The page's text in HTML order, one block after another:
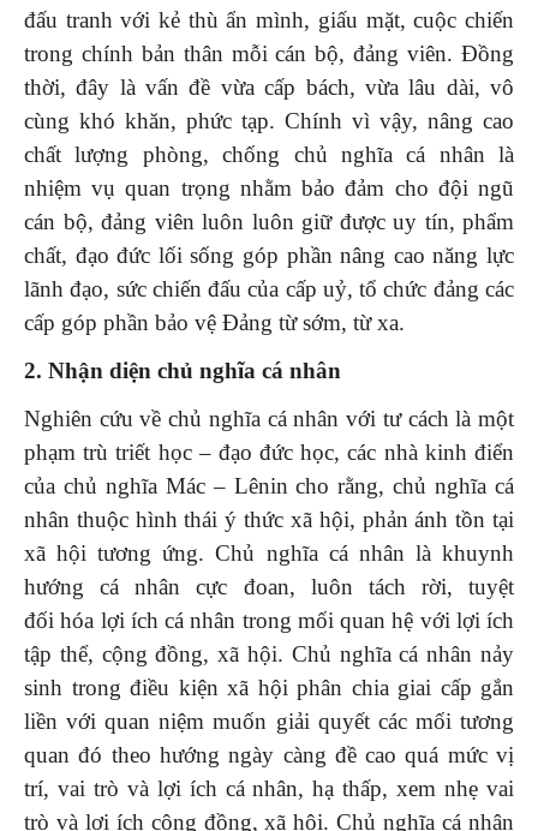
đấu tranh với kẻ thù ẩn mình, giấu mặt, cuộc chiến
trong chính bản thân mỗi cán bộ, đảng viên. Đồng
thời, đây là vấn đề vừa cấp bách, vừa lâu dài, vô
cùng khó khăn, phức tạp. Chính vì vậy, nâng cao
chất lượng phòng, chống chủ nghĩa cá nhân là
nhiệm vụ quan trọng nhằm bảo đảm cho đội ngũ
cán bộ, đảng viên luôn luôn giữ được uy tín, phẩm
chất, đạo đức lối sống góp phần nâng cao năng lực
lãnh đạo, sức chiến đấu của cấp uỷ, tổ chức đảng các
cấp góp phần bảo vệ Đảng từ sớm, từ xa.
2. Nhận diện chủ nghĩa cá nhân
Nghiên cứu về chủ nghĩa cá nhân với tư cách là một
phạm trù triết học – đạo đức học, các nhà kinh điển
của chủ nghĩa Mác – Lênin cho rằng, chủ nghĩa cá
nhân thuộc hình thái ý thức xã hội, phản ánh tồn tại
xã hội tương ứng. Chủ nghĩa cá nhân là khuynh
hướng cá nhân cực đoan, luôn tách rời, tuyệt
đối hóa lợi ích cá nhân trong mối quan hệ với lợi ích
tập thể, cộng đồng, xã hội. Chủ nghĩa cá nhân nảy
sinh trong điều kiện xã hội phân chia giai cấp gắn
liền với quan niệm muốn giải quyết các mối tương
quan đó theo hướng ngày càng đề cao quá mức vị
trí, vai trò và lợi ích cá nhân, hạ thấp, xem nhẹ vai
trò và lợi ích cộng đồng, xã hội. Chủ nghĩa cá nhân